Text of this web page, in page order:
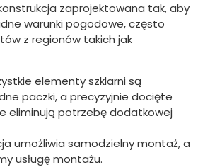
zaprojektowana tak, aby
warunki pogodowe, często
z regionów takich jak
elementy szklarni są
paczki, a precyzyjnie docięte
eliminują potrzebę dodatkowej
umożliwia samodzielny montaż, a
usługę montażu.